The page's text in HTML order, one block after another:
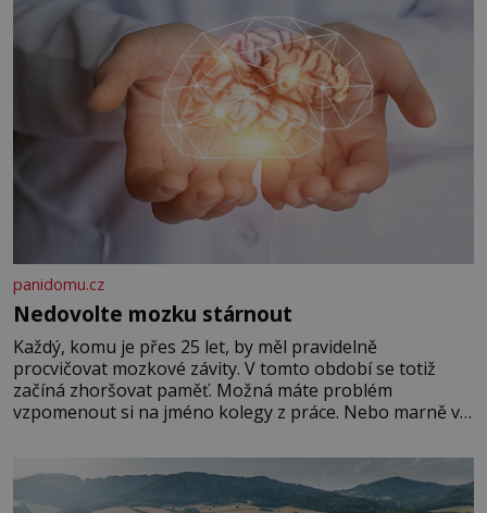
panidomu.cz
Nedovolte mozku stárnout
Každý, komu je přes 25 let, by měl pravidelně
procvičovat mozkové závity. V tomto období se totiž
začíná zhoršovat paměť. Možná máte problém
vzpomenout si na jméno kolegy z práce. Nebo marně v
Je to opravdu tak, s věkem jako kdyby se paměť
rozhodla stávkovat. Cvičte